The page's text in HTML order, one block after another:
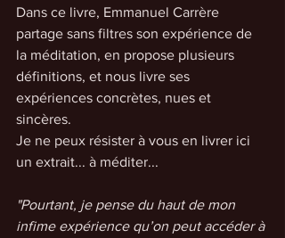
Dans ce livre, Emmanuel Carrère
partage sans filtres son expérience de
la méditation, en propose plusieurs
définitions, et nous livre ses
expériences concrètes, nues et
sincères.
Je ne peux résister à vous en livrer ici
un extrait... à méditer...
"Pourtant, je pense du haut de mon
infime expérience qu’on peut accéder à